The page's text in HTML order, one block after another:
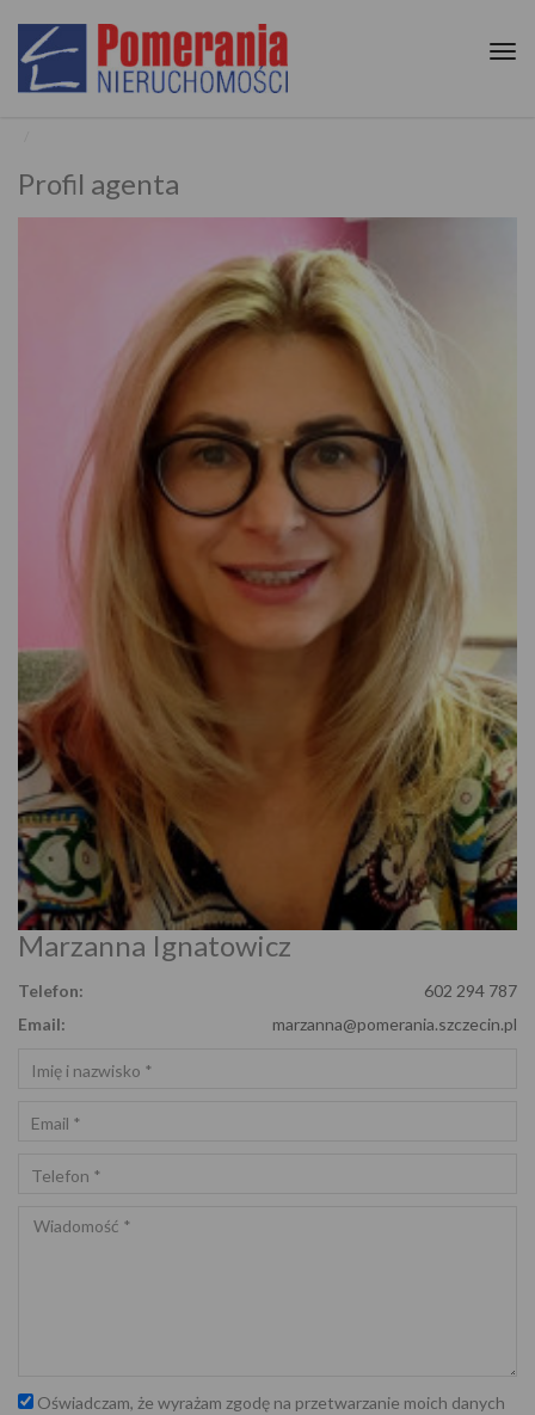
Profil agenta
Marzanna Ignatowicz
Telefon:
602 294 787
Email:
marzanna@pomerania.szczecin.pl
Oświadczam, że wyrażam zgodę na przetwarzanie moich danych